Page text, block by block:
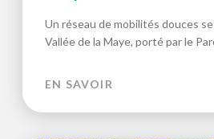
Un réseau de mobilités douces
Vallée de la Maye, porté par le
EN SAVOIR